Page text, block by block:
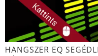
HANGSZER EQ